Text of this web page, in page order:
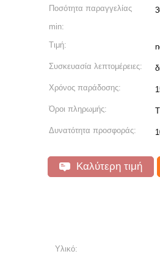
Ποσότητα παραγγελίας
min:
Τιμή:
Συσκευασία λεπτομέρειες:
Χρόνος παράδοσης:
Όροι πληρωμής:
Δυνατότητα προσφοράς:
Καλύτερη τιμή
Υλικό: